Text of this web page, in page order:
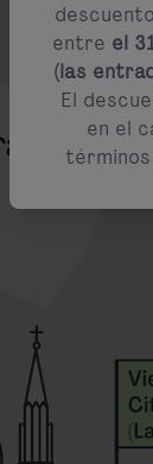
entre el
(las
El
en el